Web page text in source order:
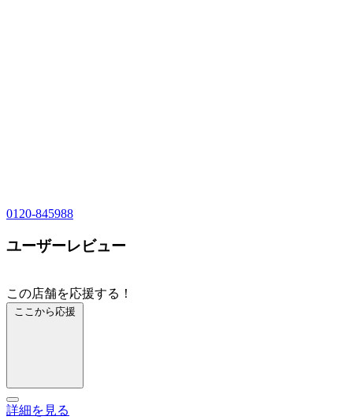
0120-845988
ユーザーレビュー
この店舗を応援する！
ここから応援
詳細を見る